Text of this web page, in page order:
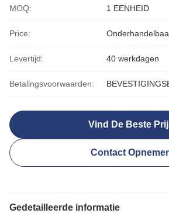
MOQ: 1 EENHEID
Price:
Levertijd: 40 werkdagen
Betalingsvoorwaarden:
Vind De Beste
Contact
Gedetailleerde informatie